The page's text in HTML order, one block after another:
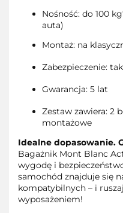
Nośność: do 100
auta)
Montaż: na
Zabezpieczenie:
Gwarancja: 5 lat
Zestaw zawiera: 2
montażowe
Idealne dopasowanie.
Bagażnik Mont Blanc
wygodę i
samochód znajduje się
kompatybilnych – i
wyposażeniem!